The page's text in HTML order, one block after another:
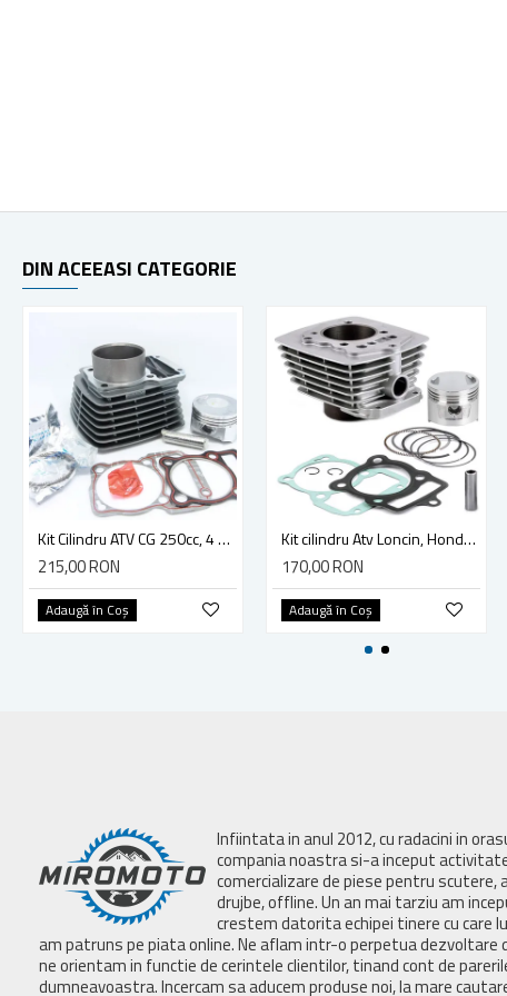
DIN ACEEASI CATEGORIE
Kit Cilindru ATV CG 250cc, 4 Timpi (67mm)
215,00 RON
Adaugă în Coş
Kit cilindru Atv Loncin, Honda CG150, 150cc, 4T, racire aer, 62mm
170,00 RON
Adaugă în Coş
Infiintata in anul 2012, cu radacini in
compania noastra si-a inceput
comercializare de piese pentru scutere,
drujbe, offline. Un an mai tarziu am
crestem datorita echipei tinere cu care
am patruns pe piata online. Ne aflam intr-o perpetua dezvoltare
ne orientam in functie de cerintele clientilor, tinand cont de
dumneavoastra. Incercam sa aducem produse noi, la mare